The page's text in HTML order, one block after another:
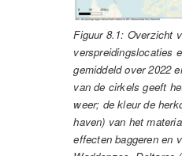
Figuur 8.1: Overzicht
verspreidingslocaties
gemiddeld over 2022
van de cirkels geeft
weer; de kleur de
haven) van het
effecten baggeren en